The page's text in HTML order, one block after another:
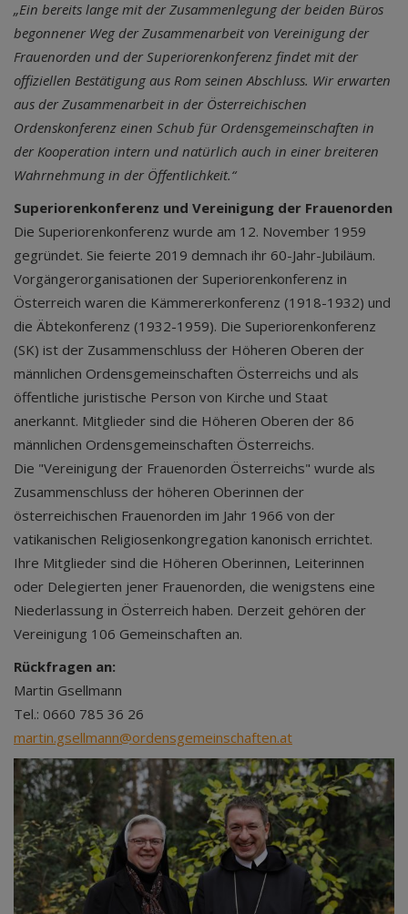
„Ein bereits lange mit der Zusammenlegung der beiden Büros
begonnener Weg der Zusammenarbeit von Vereinigung der
Frauenorden und der Superiorenkonferenz findet mit der
offiziellen Bestätigung aus Rom seinen Abschluss. Wir erwarten
aus der Zusammenarbeit in der Österreichischen
Ordenskonferenz einen Schub für Ordensgemeinschaften in
der Kooperation intern und natürlich auch in einer breiteren
Wahrnehmung in der Öffentlichkeit.“
Superiorenkonferenz und Vereinigung der Frauenorden
Die Superiorenkonferenz wurde am 12. November 1959
gegründet. Sie feierte 2019 demnach ihr 60-Jahr-Jubiläum.
Vorgängerorganisationen der Superiorenkonferenz in
Österreich waren die Kämmererkonferenz (1918-1932) und
die Äbtekonferenz (1932-1959). Die Superiorenkonferenz
(SK) ist der Zusammenschluss der Höheren Oberen der
männlichen Ordensgemeinschaften Österreichs und als
öffentliche juristische Person von Kirche und Staat
anerkannt. Mitglieder sind die Höheren Oberen der 86
männlichen Ordensgemeinschaften Österreichs.
Die "Vereinigung der Frauenorden Österreichs" wurde als
Zusammenschluss der höheren Oberinnen der
österreichischen Frauenorden im Jahr 1966 von der
vatikanischen Religiosenkongregation kanonisch errichtet.
Ihre Mitglieder sind die Höheren Oberinnen, Leiterinnen
oder Delegierten jener Frauenorden, die wenigstens eine
Niederlassung in Österreich haben. Derzeit gehören der
Vereinigung 106 Gemeinschaften an.
Rückfragen an:
Martin Gsellmann
Tel.: 0660 785 36 26
martin.gsellmann@ordensgemeinschaften.at